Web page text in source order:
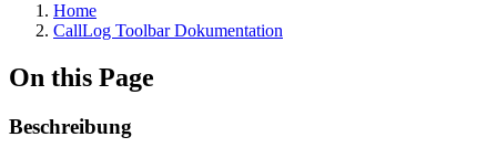
Home
CallLog Toolbar Dokumentation
On this Page
Beschreibung